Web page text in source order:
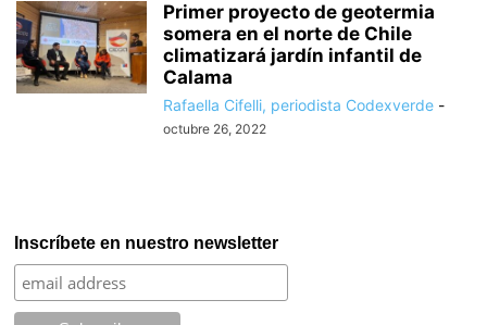
Primer proyecto de geotermia
somera en el norte de Chile
climatizará jardín infantil de
Calama
Rafaella Cifelli, periodista Codexverde -
octubre 26, 2022
Inscríbete en nuestro newsletter